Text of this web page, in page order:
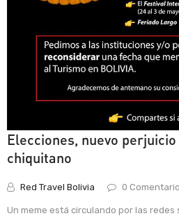
Elecciones, nuevo
chiquitano
Red Travel Bolivia 0
Un meme está circulando por las